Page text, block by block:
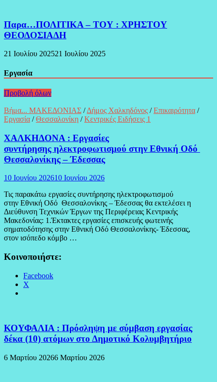
Παρα…ΠΟΛΙΤΙΚΑ – ΤΟΥ : ΧΡΗΣΤΟΥ
ΘΕΟΔΟΣΙΑΔΗ
21 Ιουλίου 202521 Ιουλίου 2025
Εργασία
Προβολή όλων
Βήμα... ΜΑΚΕΔΟΝΙΑΣ /Δήμος Χαλκηδόνος /Επικαιρότητα /
Εργασία /Θεσσαλονίκη /Κεντρικές Ειδήσεις 1
ΧΑΛΚΗΔΟΝΑ : Εργασίες
συντήρησης ηλεκτροφωτισμού στην Εθνική Οδό
Θεσσαλονίκης – Έδεσσας
10 Ιουνίου 202610 Ιουνίου 2026
Τις παρακάτω εργασίες συντήρησης ηλεκτροφωτισμού
στην Εθνική Οδό Θεσσαλονίκης – Έδεσσας θα εκτελέσει η
Διεύθυνση Τεχνικών Έργων της Περιφέρειας Κεντρικής
Μακεδονίας: 1.Έκτακτες εργασίες επισκευής φωτεινής
σηματοδότησης στην Εθνική Οδό Θεσσαλονίκης- Έδεσσας,
στον ισόπεδο κόμβο …
Κοινοποιήστε:
Facebook
X
ΚΟΥΦΑΛΙΑ : Πρόσληψη με σύμβαση εργασίας
δέκα (10) ατόμων στο Δημοτικό Κολυμβητήριο
6 Μαρτίου 20266 Μαρτίου 2026